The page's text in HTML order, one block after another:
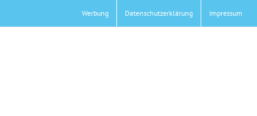
springen
Werbung Datenschutzerklärung Impressum